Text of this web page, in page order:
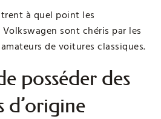
à quel point les
sont chéris par les
de voitures classiques.
posséder des
d’origine